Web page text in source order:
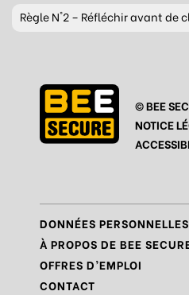
RègleN°2 – Réfléchir avant de
RègleN°4 – Respecter les autres
RègleN°5 – Se protéger du
RègleN°6 – Remettre en
RègleN°8 – Protéger sa vie
Règle N°9 – Savoir s’accorder
RègleN°10 – Des questions ?
© BEE
NOTICE
DONNÉES PERSONNELLES
À PROPOS DE BEE
OFFRES D’EMPLOI
CONTACT